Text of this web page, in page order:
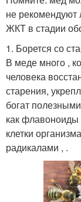
не
ЖКТ в стадии
1. Борется со
В меде много ,
человека
старения,
богат
как
клетки
радикалами , .